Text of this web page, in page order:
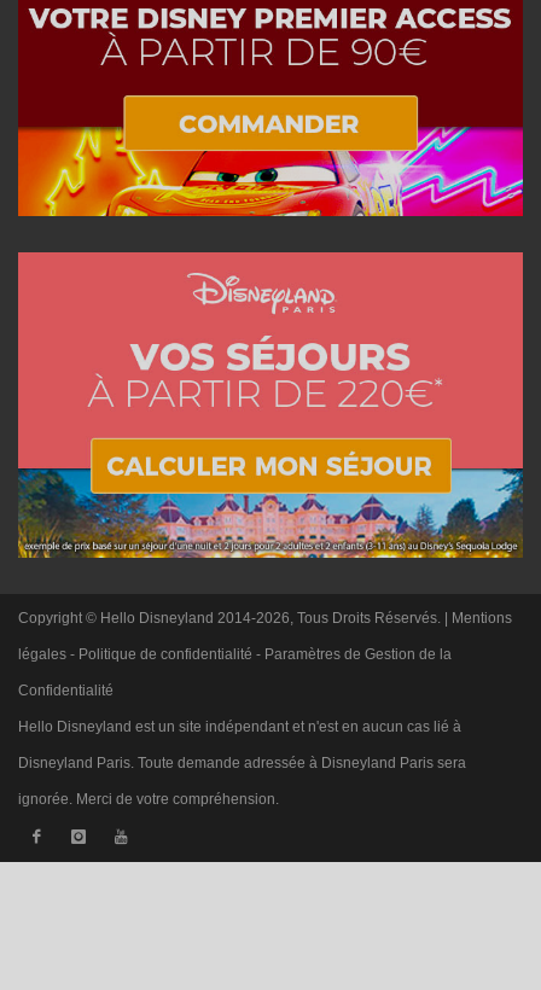
Copyright © Hello Disneyland 2014-2026, Tous Droits Réservés. | Mentions
légales - Politique de confidentialité - Paramètres de Gestion de la
Confidentialité
Hello Disneyland est un site indépendant et n'est en aucun cas lié à
Disneyland Paris. Toute demande adressée à Disneyland Paris sera
ignorée. Merci de votre compréhension.